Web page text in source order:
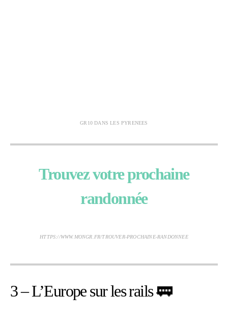
GR10 DANS LES PYRENEES
Trouvez votre prochaine
randonnée
HTTPS://WWW.MONGR.FR/TROUVER-PROCHAINE-RANDONNEE
3 – L’Europe sur les rails 🚃